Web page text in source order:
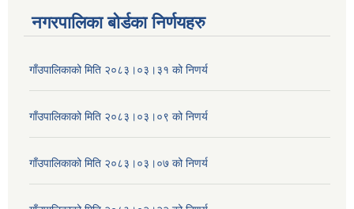
नगरपालिका बोर्डका निर्णयहरु
गाँउपालिकाको मिति २०८३।०३।३१ को निणर्य
गाँउपालिकाको मिति २०८३।०३।०९ को निणर्य
गाँउपालिकाको मिति २०८३।०३।०७ को निणर्य